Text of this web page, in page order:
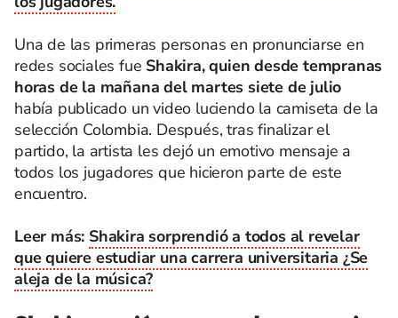
Una de las primeras personas en pronunciarse en
redes sociales fue Shakira, quien desde tempranas
horas de la mañana del martes siete de julio
había publicado un video luciendo la camiseta de la
selección Colombia. Después, tras finalizar el
partido, la artista les dejó un emotivo mensaje a
todos los jugadores que hicieron parte de este
encuentro.
Leer más: Shakira sorprendió a todos al revelar
que quiere estudiar una carrera universitaria ¿Se
aleja de la música?